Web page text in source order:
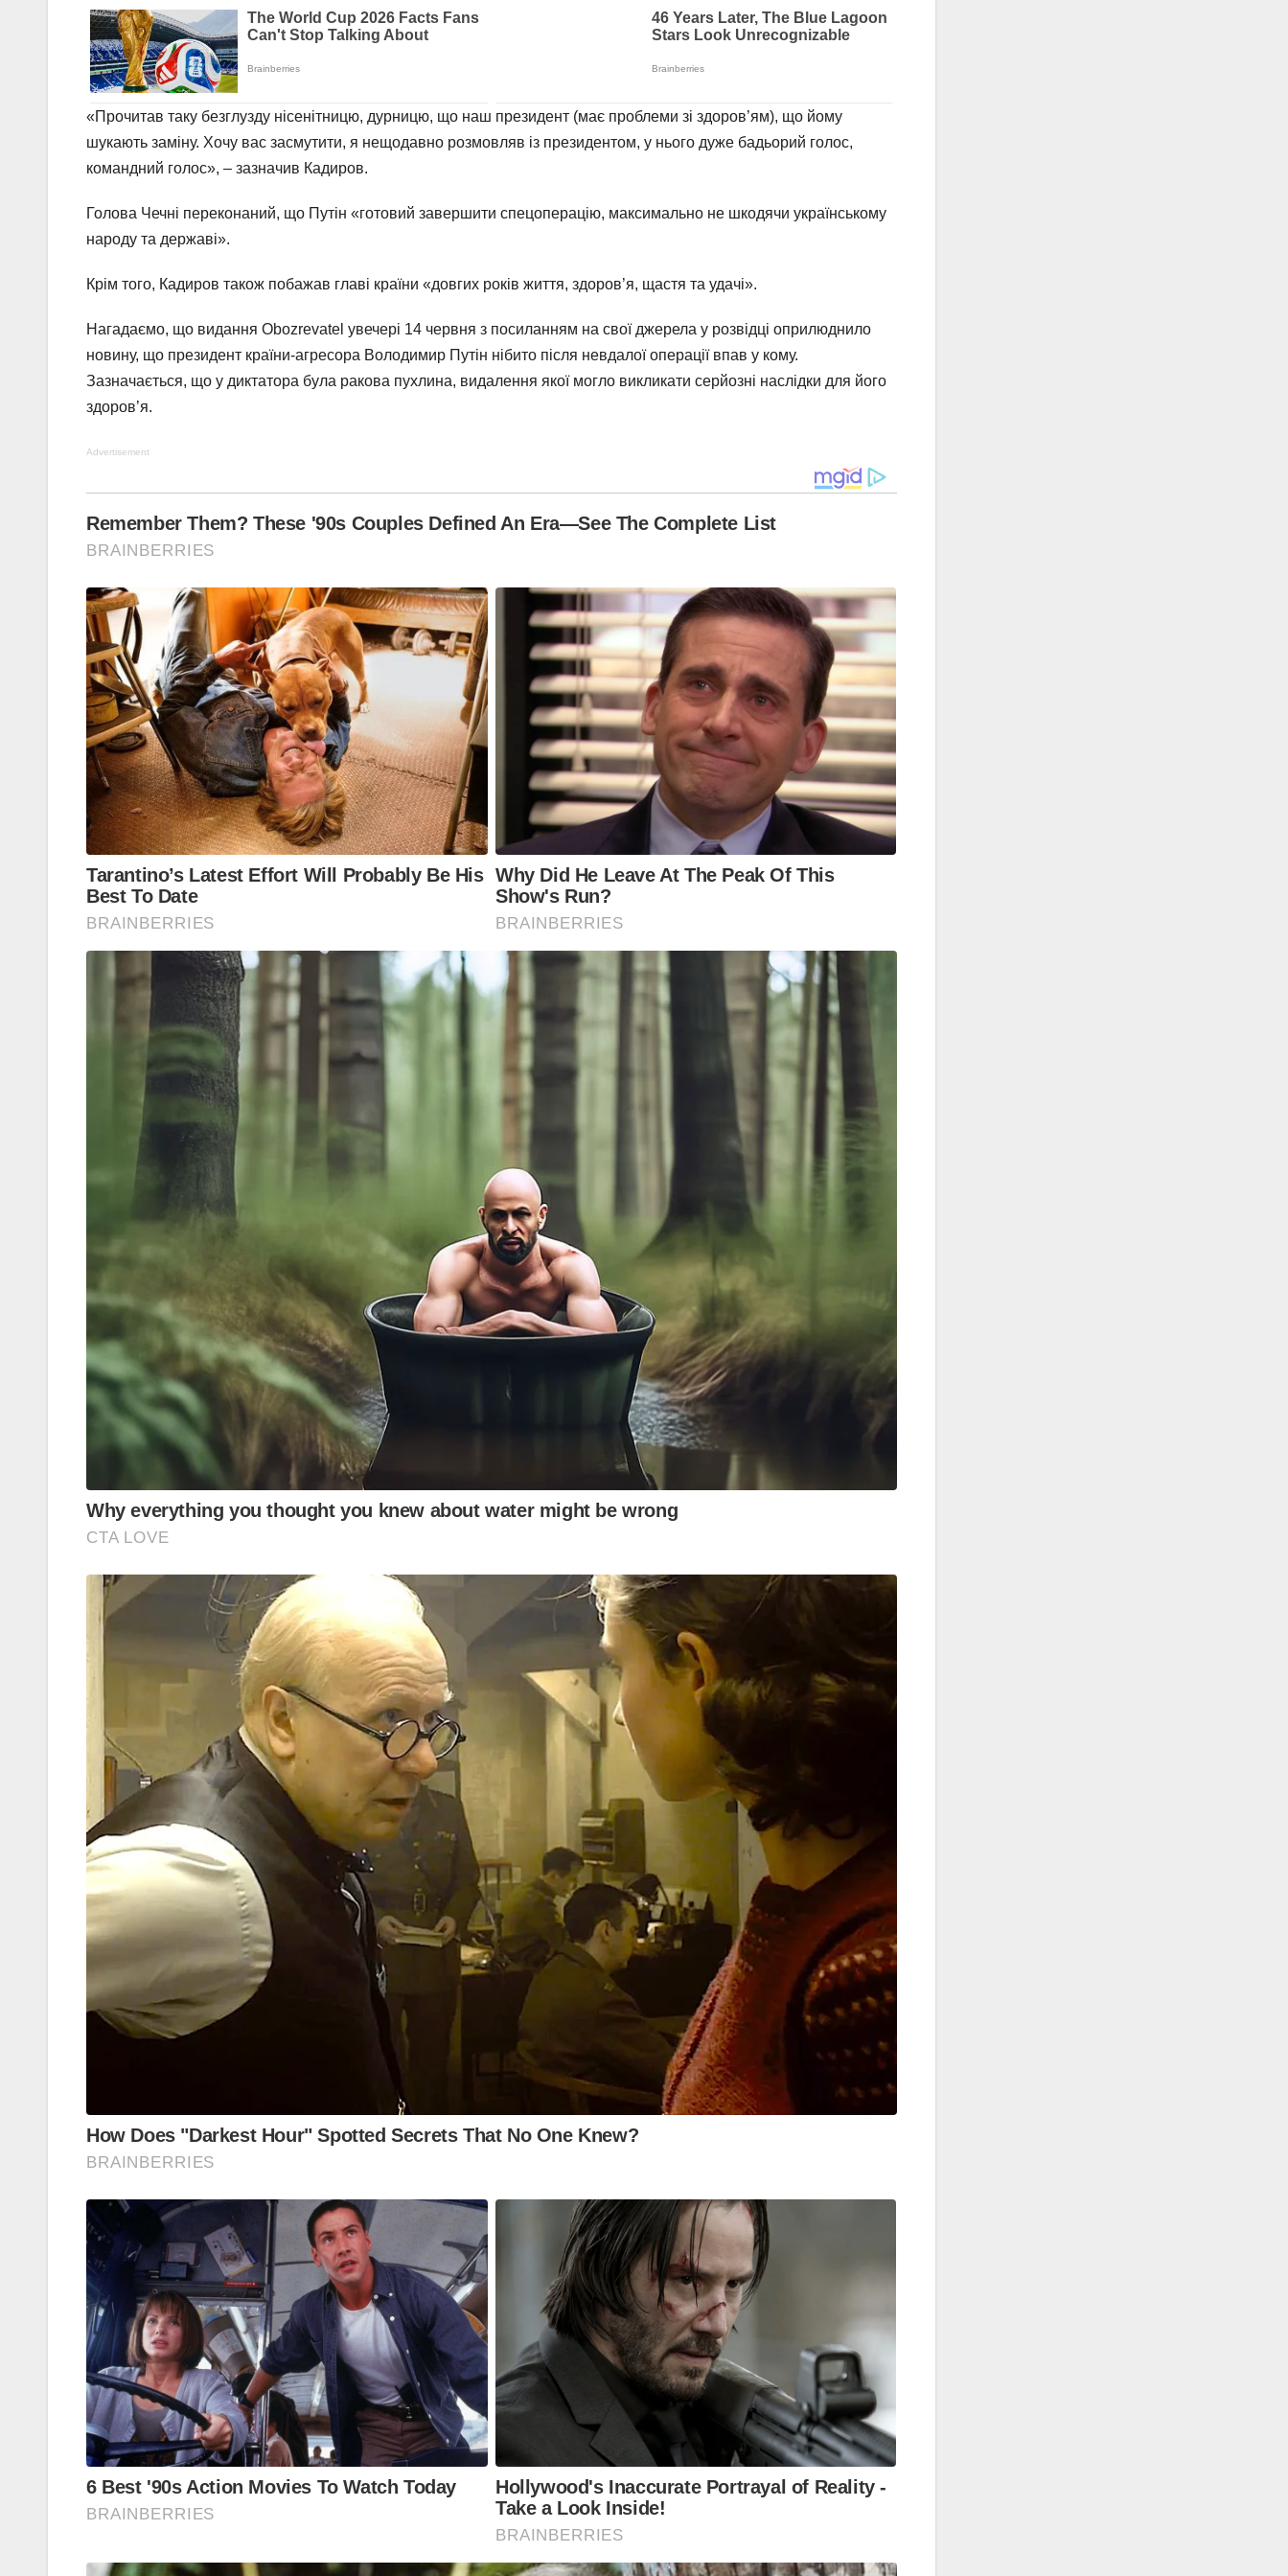
«Прочитав таку безглузду нісенітницю, дурницю, що наш президент (має проблеми зі здоров’ям), що йому
шукають заміну. Хочу вас засмутити, я нещодавно розмовляв із президентом, у нього дуже бадьорий голос,
командний голос», – зазначив Кадиров.
Голова Чечні переконаний, що Путін «готовий завершити спецоперацію, максимально не шкодячи українському
народу та державі».
Крім того, Кадиров також побажав главі країни «довгих років життя, здоров’я, щастя та удачі».
Нагадаємо, що видання Obozrevatel увечері 14 червня з посиланням на свої джерела у розвідці оприлюднило
новину, що президент країни-агресора Володимир Путін нібито після невдалої операції впав у кому.
Зазначається, що у диктатора була ракова пухлина, видалення якої могло викликати серйозні наслідки для його
здоров’я.
Advertisement